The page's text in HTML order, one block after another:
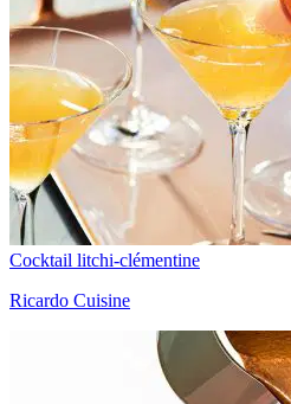
Cocktail litchi-clémentine
Ricardo Cuisine